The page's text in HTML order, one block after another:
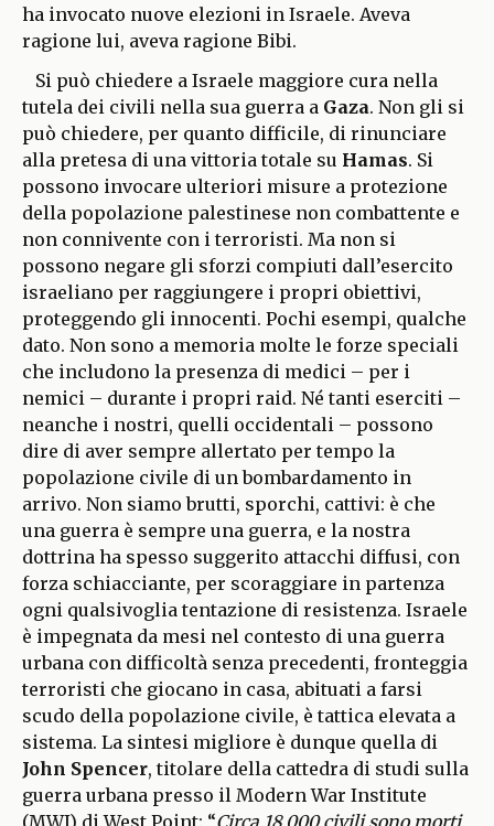
ha invocato nuove elezioni in Israele. Aveva
ragione lui, aveva ragione Bibi.
Si può chiedere a Israele maggiore cura nella
tutela dei civili nella sua guerra a Gaza. Non gli si
può chiedere, per quanto difficile, di rinunciare
alla pretesa di una vittoria totale su Hamas. Si
possono invocare ulteriori misure a protezione
della popolazione palestinese non combattente e
non connivente con i terroristi. Ma non si
possono negare gli sforzi compiuti dall’esercito
israeliano per raggiungere i propri obiettivi,
proteggendo gli innocenti. Pochi esempi, qualche
dato. Non sono a memoria molte le forze speciali
che includono la presenza di medici – per i
nemici – durante i propri raid. Né tanti eserciti –
neanche i nostri, quelli occidentali – possono
dire di aver sempre allertato per tempo la
popolazione civile di un bombardamento in
arrivo. Non siamo brutti, sporchi, cattivi: è che
una guerra è sempre una guerra, e la nostra
dottrina ha spesso suggerito attacchi diffusi, con
forza schiacciante, per scoraggiare in partenza
ogni qualsivoglia tentazione di resistenza. Israele
è impegnata da mesi nel contesto di una guerra
urbana con difficoltà senza precedenti, fronteggia
terroristi che giocano in casa, abituati a farsi
scudo della popolazione civile, è tattica elevata a
sistema. La sintesi migliore è dunque quella di
John Spencer, titolare della cattedra di studi sulla
guerra urbana presso il Modern War Institute
(MWI) di West Point: “Circa 18.000 civili sono morti